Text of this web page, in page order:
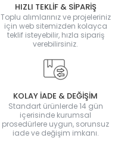
HIZLI TEKLİF & SİPARİŞ
Toplu alımlarınız ve projeleriniz
için web sitemizden kolayca
teklif isteyebilir, hızla sipariş
verebilirsiniz.
KOLAY İADE & DEĞİŞİM
Standart ürünlerde 14 gün
içerisinde kurumsal
prosedürlere uygun, sorunsuz
iade ve değişim imkanı.